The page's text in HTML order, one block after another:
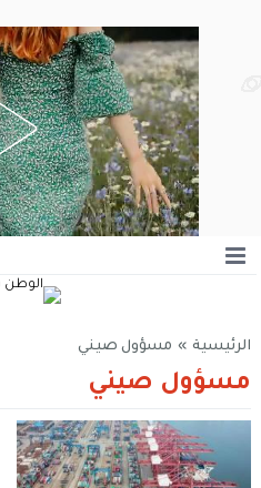
الرئيسية » مسؤول صيني
مسؤول صيني